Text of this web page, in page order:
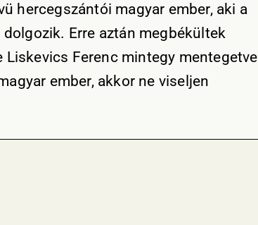
hercegszántói magyar ember, aki a
Erre aztán megbékültek
Liskevics Ferenc mintegy mentegetve
ember, akkor ne viseljen